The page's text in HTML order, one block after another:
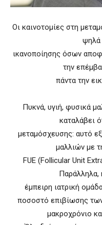
Οι καινοτομίες στη
ψηλά
ικανοποίησης όσων
την
πάντα την
Πυκνά, υγιή, φυσικά
καταλάβει
μεταμόσχευσης: αυτό
μαλλιών με
FUE (Follicular Unit
Παράλληλα,
έμπειρη ιατρική
ποσοστό επιβίωσης
μακροχρόνιο